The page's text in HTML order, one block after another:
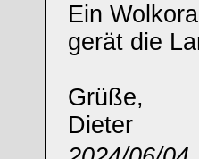
Ein
gerät die
Grüße,
Dieter